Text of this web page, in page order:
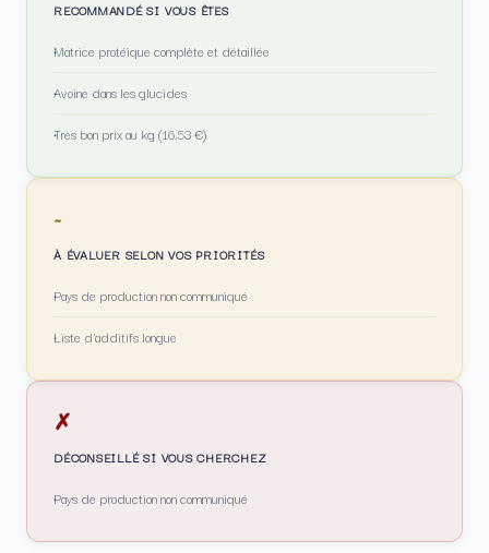
RECOMMANDÉ SI VOUS ÊTES
Matrice protéique complète et détaillée
Avoine dans les glucides
Très bon prix au kg (16,53 €)
~
À ÉVALUER SELON VOS PRIORITÉS
Pays de production non communiqué
Liste d'additifs longue
✗
DÉCONSEILLÉ SI VOUS CHERCHEZ
Pays de production non communiqué